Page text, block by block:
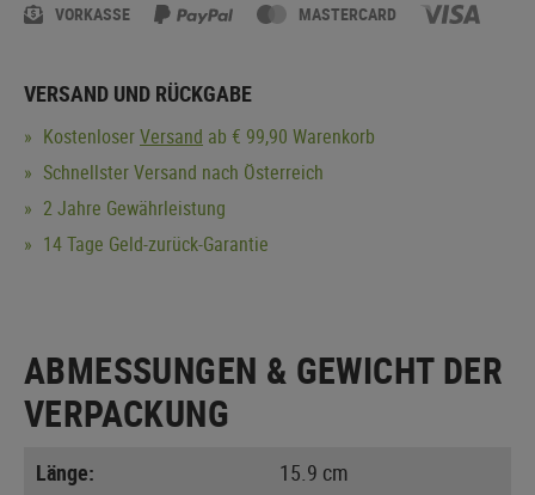
VORKASSE MASTERCARD
VERSAND UND RÜCKGABE
KostenloserVersand ab € 99,90 Warenkorb
Schnellster Versand nach Österreich
2 Jahre Gewährleistung
14 Tage Geld-zurück-Garantie
ABMESSUNGEN & GEWICHT DER
VERPACKUNG
Länge:
15.9 cm